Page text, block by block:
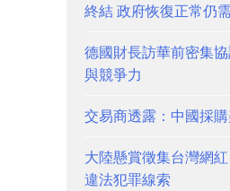
終結 政府恢復正常仍
德國財長訪華前密集
與競爭力
交易商透露：中國採
大陸懸賞徵集台灣網
違法犯罪線索